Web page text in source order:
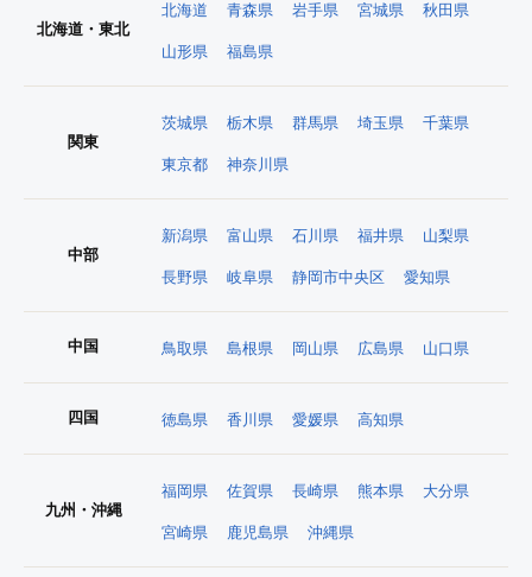
北海道・東北
北海道 青森県 岩手県 宮城県 秋田県
山形県 福島県
関東
茨城県 栃木県 群馬県 埼玉県 千葉県
東京都 神奈川県
中部
新潟県 富山県 石川県 福井県 山梨県
長野県 岐阜県 静岡市中央区 愛知県
中国 鳥取県 島根県 岡山県 広島県 山口県
四国 徳島県 香川県 愛媛県 高知県
九州・沖縄
福岡県 佐賀県 長崎県 熊本県 大分県
宮崎県 鹿児島県 沖縄県